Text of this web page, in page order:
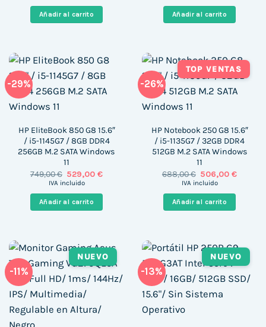
era:
1.059,00 €.
Añadir al carrito
era:
359,00 €.
es:
122,00
Añadir al carrito
-29%
HP EliteBook 850 G8 15.6″
/ i5-1145G7 / 8GB DDR4
256GB M.2 SATA Windows
11
749,00€ El
precio
era:
749,00 €.
529,00€El
es:
529,00 €.
IVA incluido
Añadir al carrito
-26%
TOP VENTAS
HP Notebook 250 G8 15.6″
/ i5-1135G7 / 32GB DDR4
512GB M.2 SATA Windows
11
688,00€ El
precio
era:
688,00 €.
506,00€El
IVA incluido
Añadir al carrito
-11%
NUEVO
-13%
NUEVO